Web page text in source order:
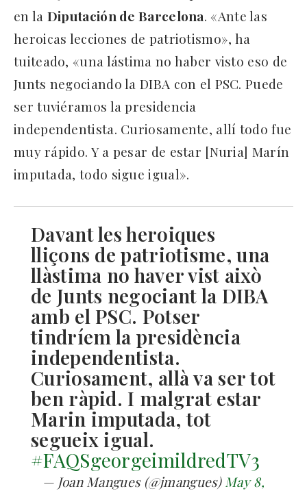
en la Diputación de Barcelona. «Ante las
heroicas lecciones de patriotismo», ha
tuiteado, «una lástima no haber visto eso de
Junts negociando la DIBA con el PSC. Puede
ser tuviéramos la presidencia
independentista. Curiosamente, allí todo fue
muy rápido. Y a pesar de estar [Nuria] Marín
imputada, todo sigue igual».
Davant les heroiques
lliçons de patriotisme, una
llàstima no haver vist això
de Junts negociant la DIBA
amb el PSC. Potser
tindríem la presidència
independentista.
Curiosament, allà va ser tot
ben ràpid. I malgrat estar
Marin imputada, tot
segueix igual.
#FAQSgeorgeimildredTV3
— Joan Mangues (@jmangues) May 8,